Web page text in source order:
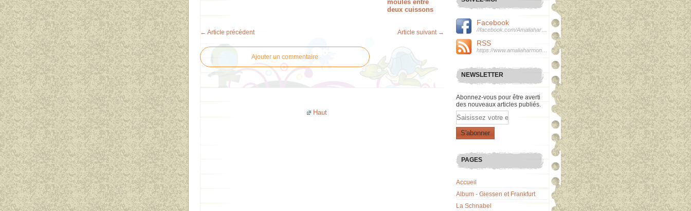
moules entre
deux cuissons
← Article précédent Article suivant →
Ajouter un commentaire
Haut
Facebook
RSS
NEWSLETTER
Abonnez-vous pour être averti
des nouveaux articles publiés.
Email
PAGES
Accueil
Album - Giessen et Frankfurt
La Schnabel